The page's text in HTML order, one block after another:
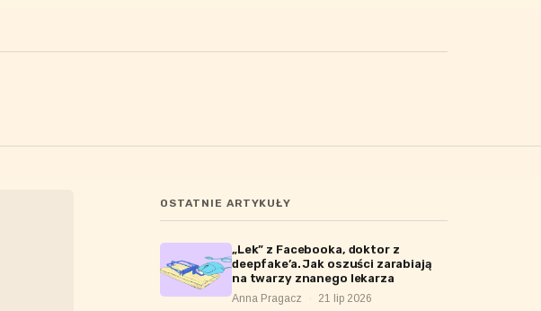
OSTATNIE ARTYKUŁY
„Lek” z Facebooka, doktor z
deepfake’a. Jak oszuści zarabiają
na twarzy znanego lekarza
Anna Pragacz · 21 lip 2026